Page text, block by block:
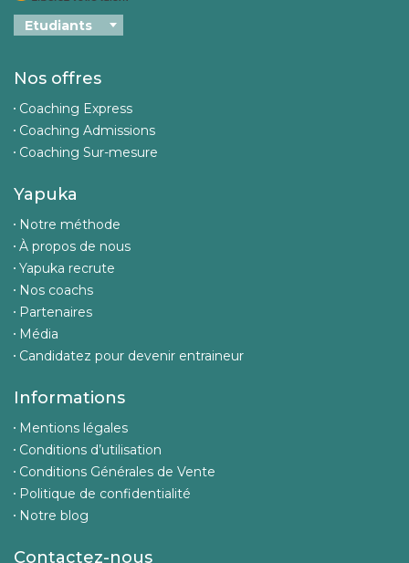
Nos offres
Coaching Express
Coaching Admissions
Coaching Sur-mesure
Yapuka
Notre méthode
À propos de nous
Yapuka recrute
Nos coachs
Partenaires
Média
Candidatez pour devenir entraineur
Informations
Mentions légales
Conditions d’utilisation
Conditions Générales de Vente
Politique de confidentialité
Notre blog
Contactez-nous